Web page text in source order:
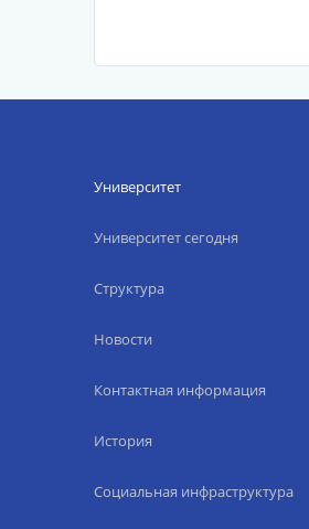
Университет
Университет сегодня
Структура
Новости
Контактная информация
История
Социальная инфраструктура